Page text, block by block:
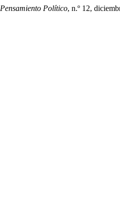
Pensamiento Político, n.º 12,